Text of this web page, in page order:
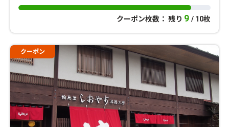
クーポン枚数： 残り 9 / 10枚
クーポン